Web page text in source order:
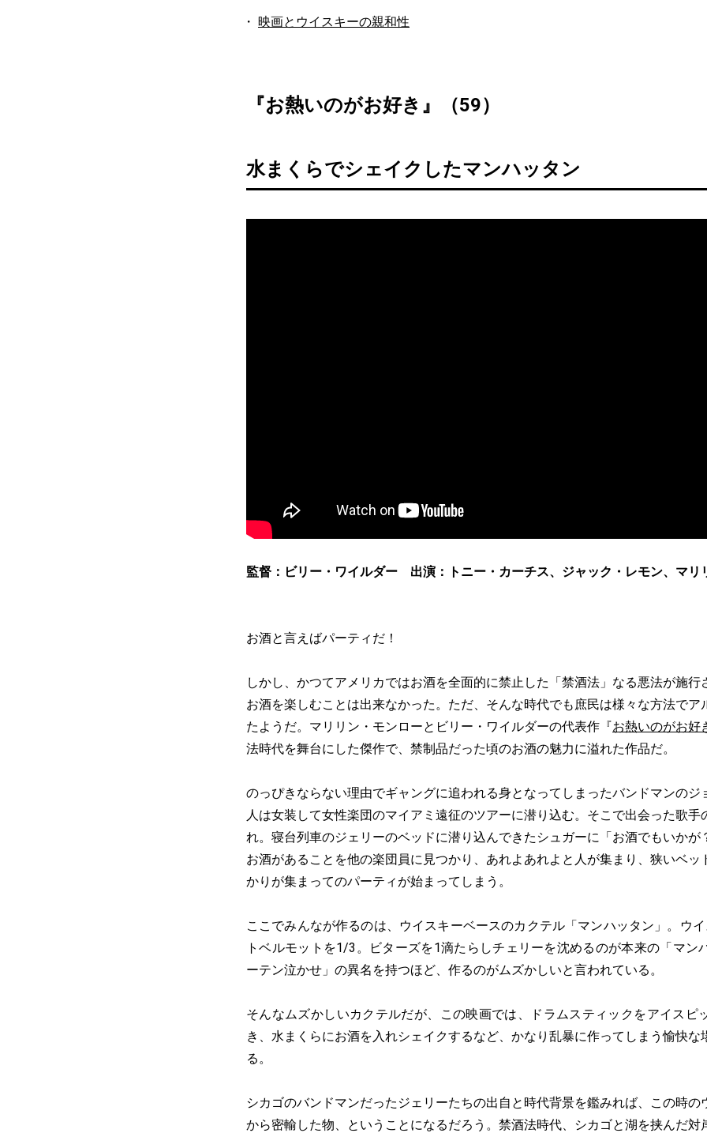
映画とウイスキーの親和性
『お熱いのがお好き』（59）
水まくらでシェイクしたマンハッタン
監督：ビリー・ワイルダー 出演：トニー・カーチス、ジャック・レモン、マリ
お酒と言えばパーティだ！
しかし、かつてアメリカではお酒を全面的に禁止した「禁酒法」なる悪法が施行
お酒を楽しむことは出来なかった。ただ、そんな時代でも庶民は様々な方法でア
たようだ。マリリン・モンローとビリー・ワイルダーの代表作『お熱いのがお好
法時代を舞台にした傑作で、禁制品だった頃のお酒の魅力に溢れた作品だ。
のっぴきならない理由でギャングに追われる身となってしまったバンドマンのジ
人は女装して女性楽団のマイアミ遠征のツアーに潜り込む。そこで出会った歌手
れ。寝台列車のジェリーのベッドに潜り込んできたシュガーに「お酒でもいかが
お酒があることを他の楽団員に見つかり、あれよあれよと人が集まり、狭いベッ
かりが集まってのパーティが始まってしまう。
ここでみんなが作るのは、ウイスキーベースのカクテル「マンハッタン」。ウ
トベルモットを1/3。ビターズを1滴たらしチェリーを沈めるのが本来の「マン
ーテン泣かせ」の異名を持つほど、作るのがムズかしいと言われている。
そんなムズかしいカクテルだが、この映画では、ドラムスティックをアイスピ
き、水まくらにお酒を入れシェイクするなど、かなり乱暴に作ってしまう愉快な
る。
シカゴのバンドマンだったジェリーたちの出自と時代背景を鑑みれば、この時の
から密輸した物、ということになるだろう。禁酒法時代、シカゴと湖を挟んだ対